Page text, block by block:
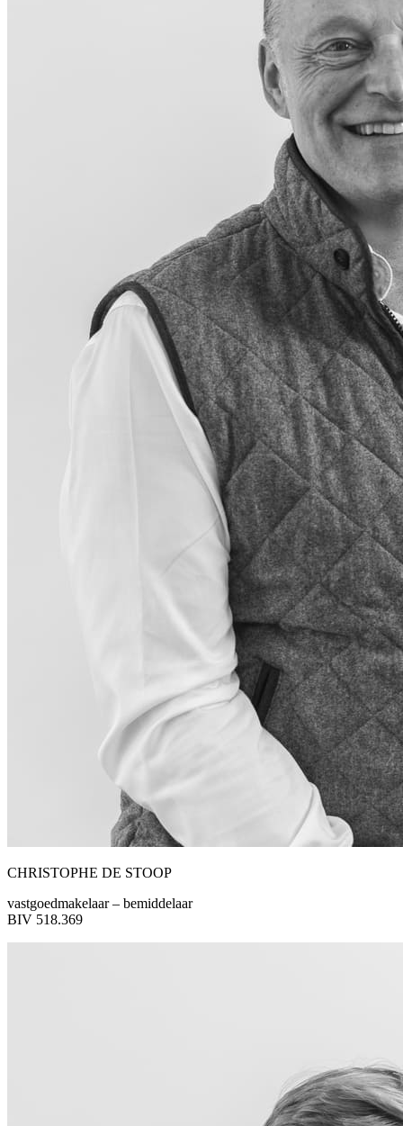
CHRISTOPHE DE STOOP
vastgoedmakelaar – bemiddelaar
BIV 518.369